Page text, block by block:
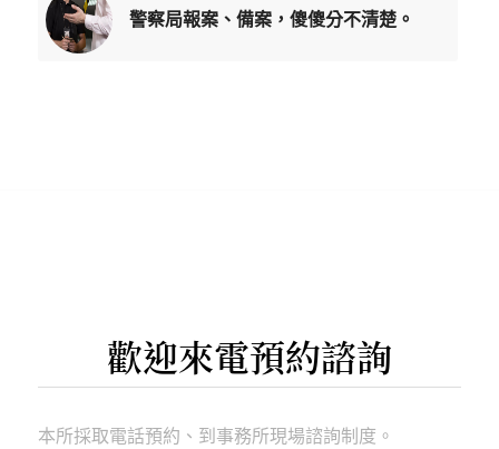
警察局報案、備案，傻傻分不清楚。
歡迎來電預約諮詢
本所採取電話預約、到事務所現場諮詢制度。